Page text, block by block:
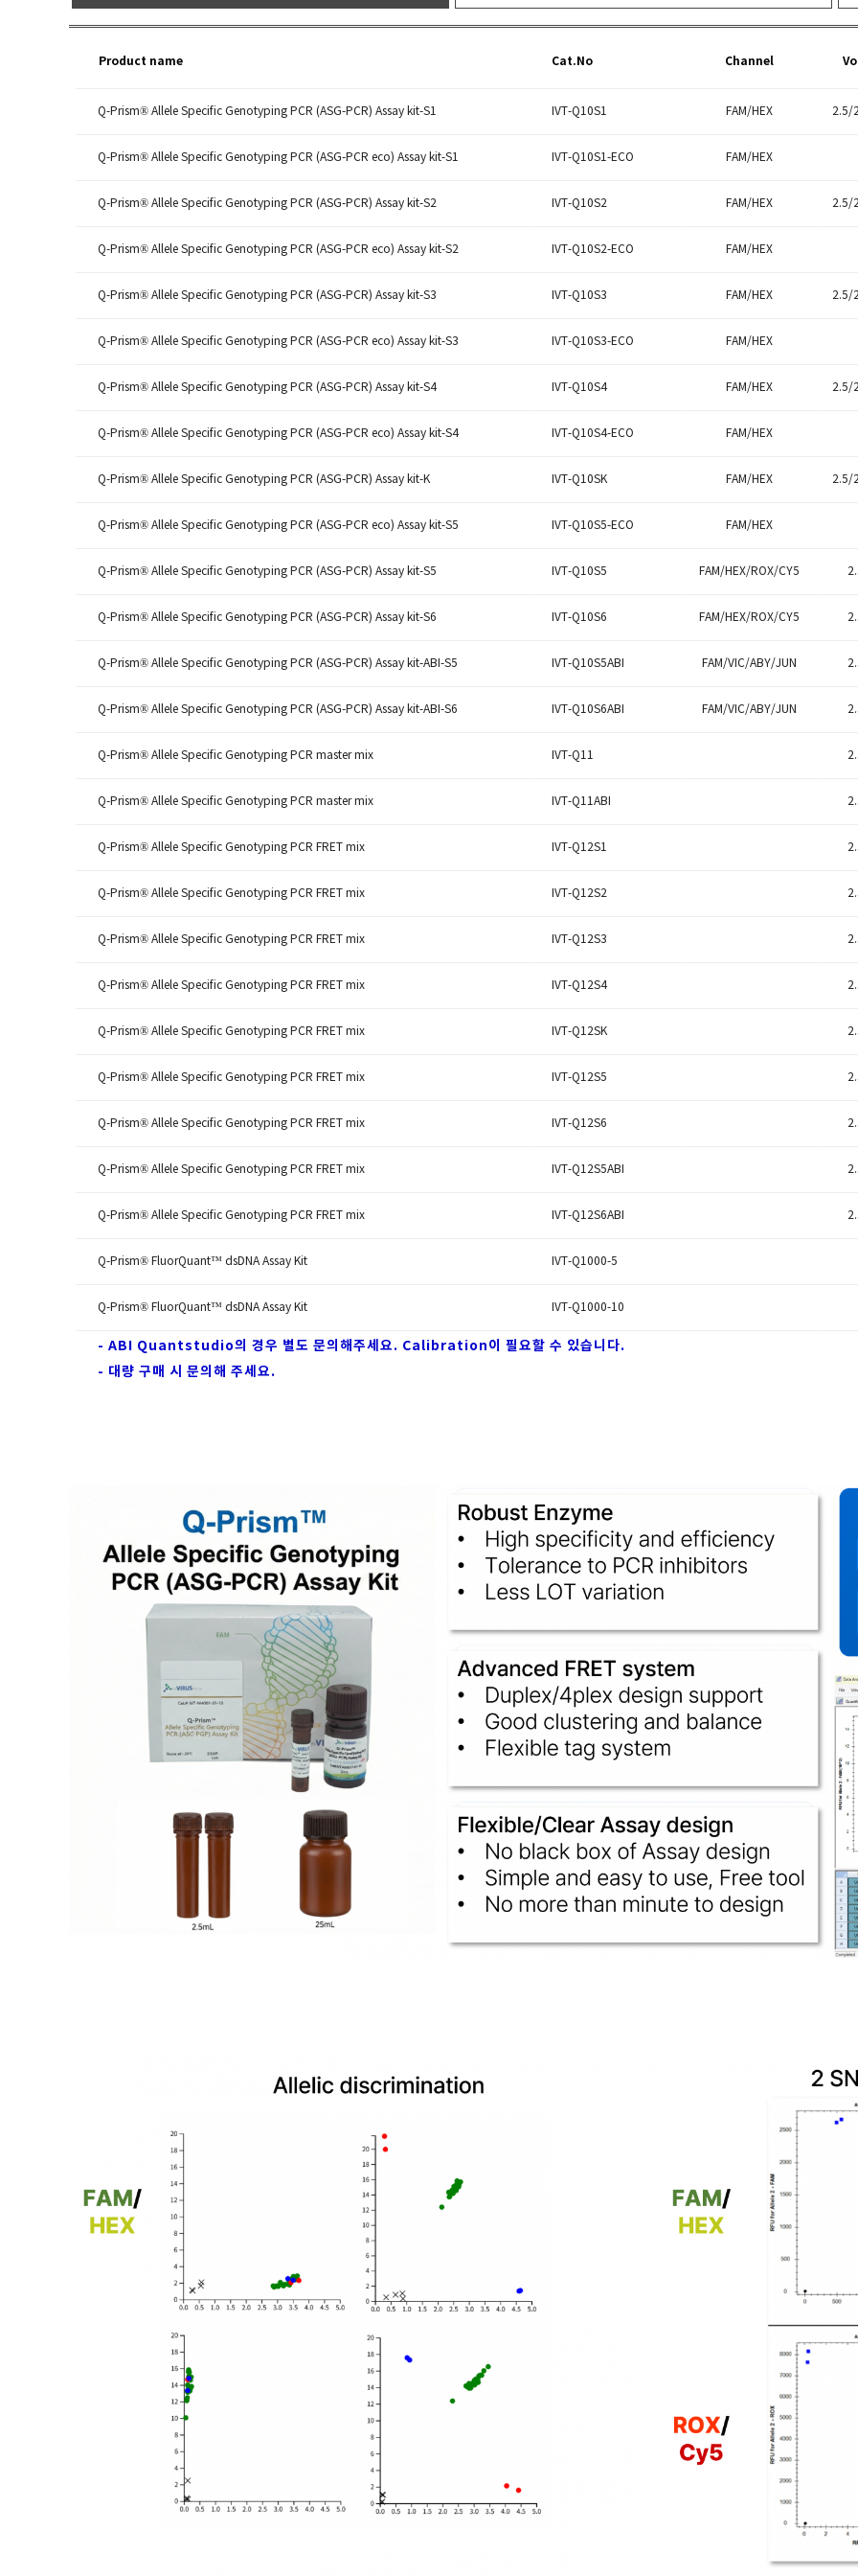
Product name Cat.No Channel
IVT-Q10S6 FAM/HEX/ROX/CY5
Q-Prism® Allele Specific Genotyping PCR (ASG-PCR) Assay kit-S6
IVT-Q10S5ABI FAM/VIC/ABY/JUN
Q-Prism® Allele Specific Genotyping PCR (ASG-PCR) Assay kit-ABI-S5
IVT-Q10S6ABI FAM/VIC/ABY/JUN
Q-Prism® Allele Specific Genotyping PCR (ASG-PCR) Assay kit-ABI-S6
IVT-Q11
Q-Prism® Allele Specific Genotyping PCR master mix
IVT-Q11ABI
Q-Prism® Allele Specific Genotyping PCR master mix
IVT-Q12S1
Q-Prism® Allele Specific Genotyping PCR FRET mix
IVT-Q12S2
Q-Prism® Allele Specific Genotyping PCR FRET mix
IVT-Q12S3
Q-Prism® Allele Specific Genotyping PCR FRET mix
IVT-Q12S4
Q-Prism® Allele Specific Genotyping PCR FRET mix
IVT-Q12SK
Q-Prism® Allele Specific Genotyping PCR FRET mix
IVT-Q12S5
Q-Prism® Allele Specific Genotyping PCR FRET mix
IVT-Q12S6
Q-Prism® Allele Specific Genotyping PCR FRET mix
IVT-Q12S5ABI
Q-Prism® Allele Specific Genotyping PCR FRET mix
IVT-Q12S6ABI
Q-Prism® Allele Specific Genotyping PCR FRET mix
IVT-Q1000-5
Q-Prism® FluorQuant™ dsDNA Assay Kit
IVT-Q1000-10
Q-Prism® FluorQuant™ dsDNA Assay Kit
IVT-Q10S1 FAM/HEX 2.5/
Q-Prism® Allele Specific Genotyping PCR (ASG-PCR) Assay kit-S1
IVT-Q10S1-ECO FAM/HEX
Q-Prism® Allele Specific Genotyping PCR (ASG-PCR eco) Assay kit-S1
IVT-Q10S2 FAM/HEX 2.5/
Q-Prism® Allele Specific Genotyping PCR (ASG-PCR) Assay kit-S2
IVT-Q10S2-ECO FAM/HEX
Q-Prism® Allele Specific Genotyping PCR (ASG-PCR eco) Assay kit-S2
IVT-Q10S3 FAM/HEX 2.5/
Q-Prism® Allele Specific Genotyping PCR (ASG-PCR) Assay kit-S3
IVT-Q10S3-ECO FAM/HEX
Q-Prism® Allele Specific Genotyping PCR (ASG-PCR eco) Assay kit-S3
IVT-Q10S4 FAM/HEX 2.5/
Q-Prism® Allele Specific Genotyping PCR (ASG-PCR) Assay kit-S4
IVT-Q10S4-ECO FAM/HEX
Q-Prism® Allele Specific Genotyping PCR (ASG-PCR eco) Assay kit-S4
IVT-Q10SK FAM/HEX 2.5/
Q-Prism® Allele Specific Genotyping PCR (ASG-PCR) Assay kit-K
IVT-Q10S5-ECO FAM/HEX
Q-Prism® Allele Specific Genotyping PCR (ASG-PCR eco) Assay kit-S5
IVT-Q10S5 FAM/HEX/ROX/CY5
Q-Prism® Allele Specific Genotyping PCR (ASG-PCR) Assay kit-S5
- ABI Quantstudio의 경우 별도 문의해주세요. Calibration이 필요할 수 있습니다.
- 대량 구매 시 문의해 주세요.